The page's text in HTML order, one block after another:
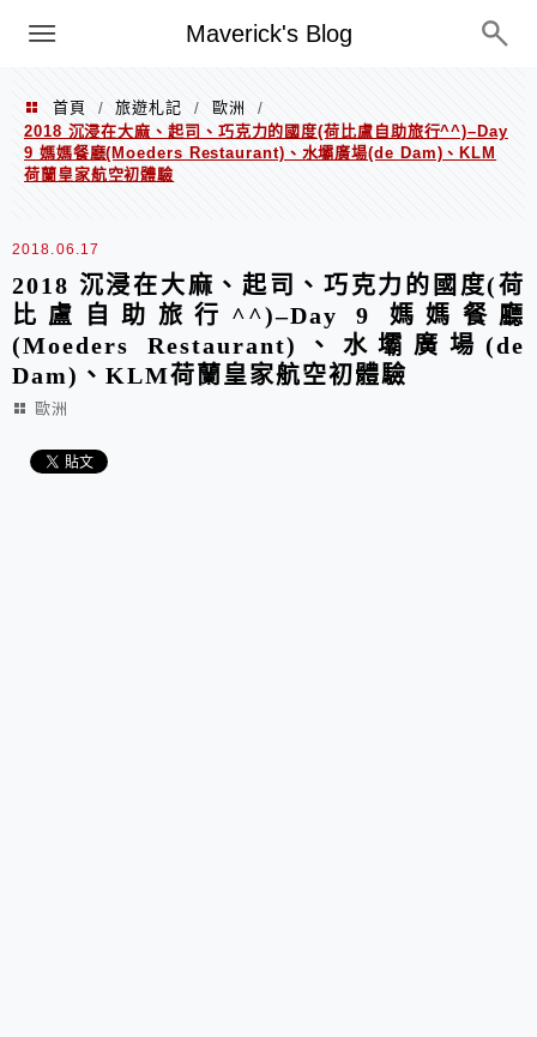
Maverick's Blog
Menu
首頁 / 旅遊札記 / 歐洲
/
2018 沉浸在大麻、起司、巧克力的國度(荷比盧自助旅行^^)–Day
9 媽媽餐廳(Moeders Restaurant)、水壩廣場(de Dam)、KLM
荷蘭皇家航空初體驗
2018.06.17
2018 沉浸在大麻、起司、巧克力的國度(荷
比盧自助旅行^^)–Day 9 媽媽餐廳
(Moeders Restaurant)、水壩廣場(de
Dam)、KLM荷蘭皇家航空初體驗
歐洲